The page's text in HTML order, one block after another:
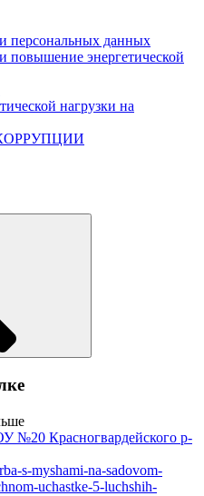
персональных данных
повышение энергетической
нагрузки на
№20 Красногвардейского р-
s-myshami-na-sadovom-
uchastke-5-luchshih-